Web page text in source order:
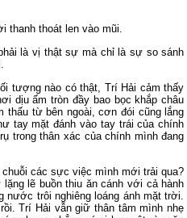
thanh thoát len vào mũi.
là vị thật sự mà chỉ là sự so sánh
tượng nào có thật, Trí Hải cảm thấy
dịu ấm tròn đầy bao bọc khắp châu
thấu từ bên ngoài, cơn đói cũng lắng
tay mặt đánh vào tay trái của chính
trong thân xác của chính mình đang
các sực việc mình mới trải qua?
lẽ buồn thiu ăn cánh với cả hành
nước trôi nghiêng loáng ánh mặt trời.
Trí Hải vẫn giữ thân tâm mình nhẹ